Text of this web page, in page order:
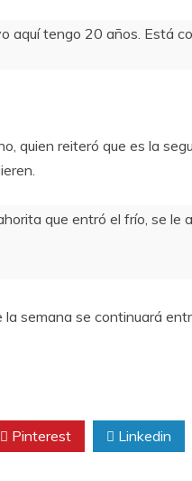
aquí tengo 20 años. Está
quien reiteró que es la
que entró el frío, se le
semana se continuará
Pinterest Linkedin